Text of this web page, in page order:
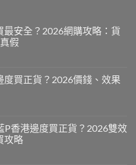
最安全？2026網購攻略：貨
假
度買正貨？2026價錢、效果
P香港邊度買正貨？2026雙效
攻略